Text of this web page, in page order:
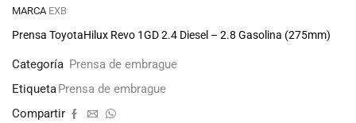
MARCA EXB
Prensa ToyotaHilux Revo 1GD 2.4 Diesel – 2.8 Gasolina (275mm)
Categoría Prensa de embrague
EtiquetaPrensa de embrague
Compartir